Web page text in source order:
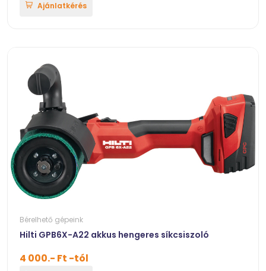
Ajánlatkérés
Bérelhető gépeink
Hilti GPB6X-A22 akkus hengeres síkcsiszoló
4 000.- Ft -tól